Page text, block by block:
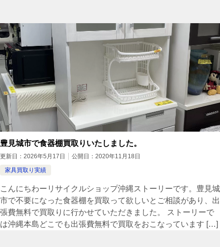
豊見城市で食器棚買取りいたしました。
更新日： 2026年5月17日 公開日： 2020年11月18日
家具買取り実績
こんにちわーリサイクルショップ沖縄ストーリーです。豊見城
市で不要になった食器棚を買取って欲しいとご相談があり、出
張費無料で買取りに行かせていただきました。 ストーリーで
は沖縄本島どこでも出張費無料で買取をおこなっています […]